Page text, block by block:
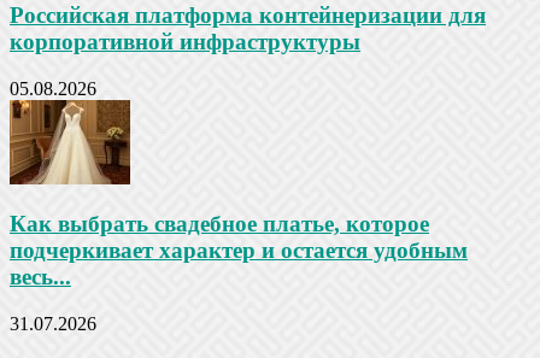
Российская платформа контейнеризации для
корпоративной инфраструктуры
05.08.2026
Как выбрать свадебное платье, которое
подчеркивает характер и остается удобным
весь...
31.07.2026